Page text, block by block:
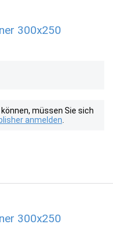
300x250
müssen Sie sich
anmelden
300x250